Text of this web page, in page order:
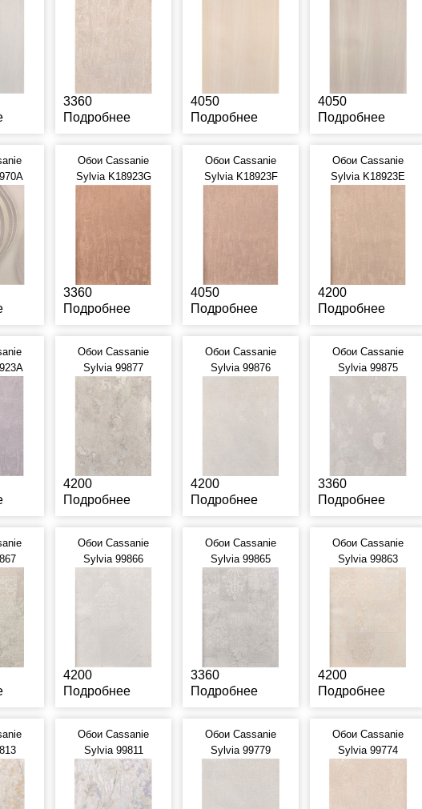
3360
Подробнее
4050
Подробнее
4050
Подробнее
Обои Cassanie
Sylvia K18923G
3360
Подробнее
Обои Cassanie
Sylvia K18923F
4050
Подробнее
Обои Cassanie
Sylvia K18923E
4200
Подробнее
Обои Cassanie
Sylvia 99877
4200
Подробнее
Обои Cassanie
Sylvia 99876
4200
Подробнее
Обои Cassanie
Sylvia 99875
3360
Подробнее
Обои Cassanie
Sylvia 99866
4200
Подробнее
Обои Cassanie
Sylvia 99865
3360
Подробнее
Обои Cassanie
Sylvia 99863
4200
Подробнее
Обои Cassanie
Sylvia 99811
Обои Cassanie
Sylvia 99779
Обои Cassanie
Sylvia 99774